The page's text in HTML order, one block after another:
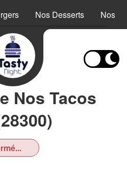
Nos Desserts Nos
Nos Tacos